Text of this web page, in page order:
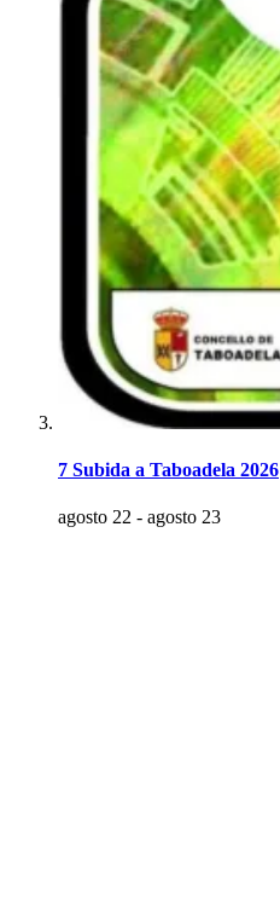
7 Subida a Taboadela 2026
agosto 22 - agosto 23